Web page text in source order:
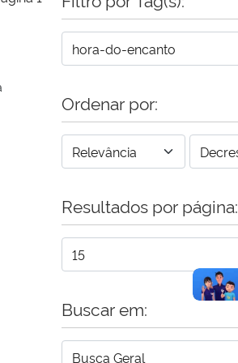
Ordenar por:
Resultados por página:
Buscar em: